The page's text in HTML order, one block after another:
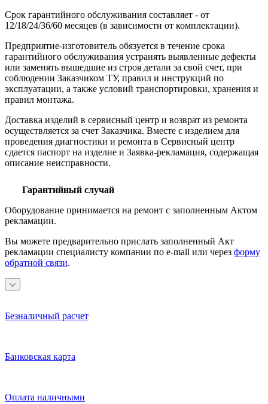
Срок гарантийного обслуживания составляет - от
12/18/24/36/60 месяцев (в зависимости от комплектации).
Предприятие-изготовитель обязуется в течение срока
гарантийного обслуживания устранять выявленные дефекты
или заменять вышедшие из строя детали за свой счет, при
соблюдении Заказчиком ТУ, правил и инструкций по
эксплуатации, а также условий транспортировки, хранения и
правил монтажа.
Доставка изделий в сервисный центр и возврат из ремонта
осуществляется за счет Заказчика. Вместе с изделием для
проведения диагностики и ремонта в Сервисный центр
сдается паспорт на изделие и Заявка-рекламация, содержащая
описание неисправности.
Гарантийный случай
Оборудование принимается на ремонт с заполненным Актом
рекламации.
Вы можете предварительно прислать заполненный Акт
рекламации специалисту компании по e-mail или через форму
обратной связи.
Безналичный расчет
Банковская карта
Оплата наличными